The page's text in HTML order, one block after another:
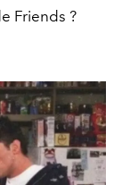
Friends ?